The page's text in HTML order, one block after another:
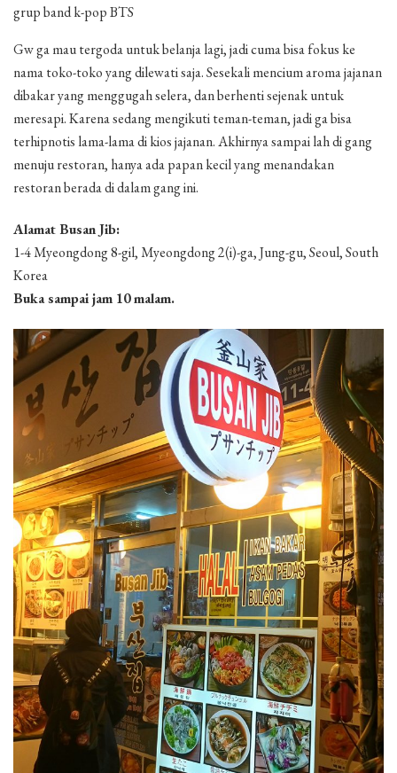
grup band k-pop BTS
Gw ga mau tergoda untuk belanja lagi, jadi cuma bisa fokus ke
nama toko-toko yang dilewati saja. Sesekali mencium aroma jajanan
dibakar yang menggugah selera, dan berhenti sejenak untuk
meresapi. Karena sedang mengikuti teman-teman, jadi ga bisa
terhipnotis lama-lama di kios jajanan. Akhirnya sampai lah di gang
menuju restoran, hanya ada papan kecil yang menandakan
restoran berada di dalam gang ini.
Alamat Busan Jib:
1-4 Myeongdong 8-gil, Myeongdong 2(i)-ga, Jung-gu, Seoul, South
Korea
Buka sampai jam 10 malam.